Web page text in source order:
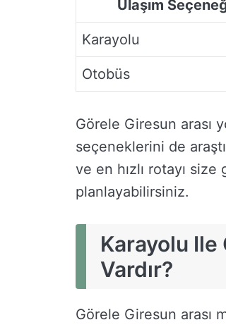
Ulaşım
Karayolu
Otobüs
Görele Giresun arası
seçeneklerini de
ve en hızlı rotayı
planlayabilirsiniz.
Karayolu Ile
Vardır?
Görele Giresun arası